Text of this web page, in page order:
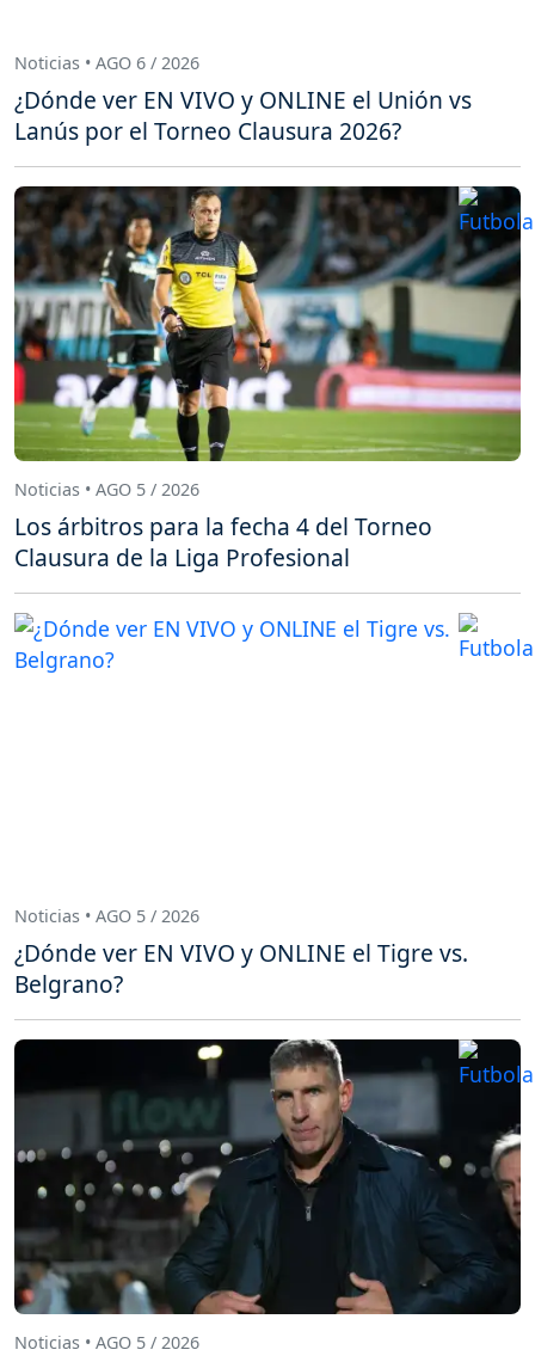
Noticias • AGO 6 / 2026
¿Dónde ver EN VIVO y ONLINE el Unión vs
Lanús por el Torneo Clausura 2026?
Noticias • AGO 5 / 2026
Los árbitros para la fecha 4 del Torneo
Clausura de la Liga Profesional
Noticias • AGO 5 / 2026
¿Dónde ver EN VIVO y ONLINE el Tigre vs.
Belgrano?
Noticias • AGO 5 / 2026